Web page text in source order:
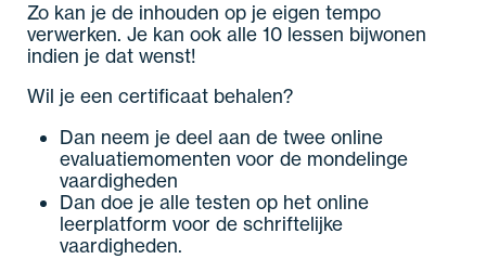
Zo kan je de inhouden op je eigen tempo
verwerken. Je kan ook alle 10 lessen bijwonen
indien je dat wenst!
Wil je een certificaat behalen?
Dan neem je deel aan de twee online
evaluatiemomenten voor de mondelinge
vaardigheden
Dan doe je alle testen op het online
leerplatform voor de schriftelijke
vaardigheden.